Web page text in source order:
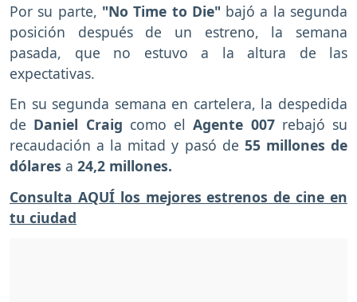
Por su parte, "No Time to Die" bajó a la segunda
posición después de un estreno, la semana
pasada, que no estuvo a la altura de las
expectativas.
En su segunda semana en cartelera, la despedida
de Daniel Craig como elAgente 007rebajó su
recaudación a la mitad y pasó de 55 millones de
dólares a 24,2 millones.
Consulta AQUÍ los mejores estrenos de cine en
tu ciudad